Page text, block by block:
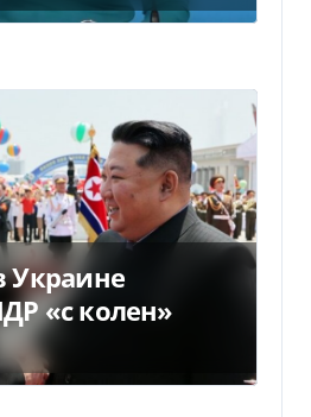
Украине
«с колен»